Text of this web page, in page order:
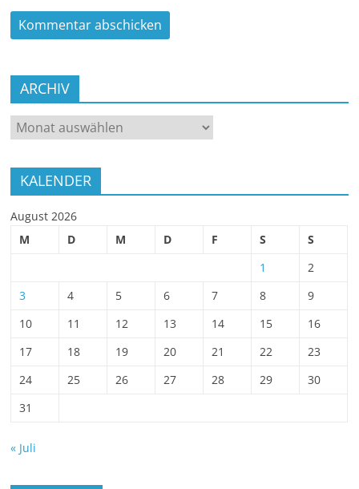
ARCHIV
ARCHIV
KALENDER
August 2026
M
D M D F S
S
1
2
3
4 5 6 7 8
9
10
11 12 13 14 15
16
17
18 19 20 21 22
23
24
25 26 27 28 29
30
31
« Juli